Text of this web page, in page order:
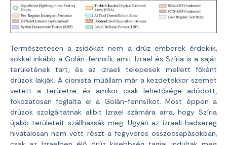
Természetesen a zsidókat nem a drúz emberek érdeklik,
sokkal inkább a Golán-fennsík, amit Izrael és Szíria is a saját
területének tart, és az izraeli telepesek mellett főként
drúzok lakják. A cionista műállam már a kezdetekkor szemet
vetett a területre, és amikor csak lehetősége adódott,
fokozatosan foglalta el a Golán-fennsíkot. Most éppen a
drúzok szolgáltatnak alibit Izrael számára arra, hogy Szíria
újabb területeit szállhassák meg. Ugyan az izraeli hadsereg
hivatalosan nem vett részt a fegyveres összecsapásokban,